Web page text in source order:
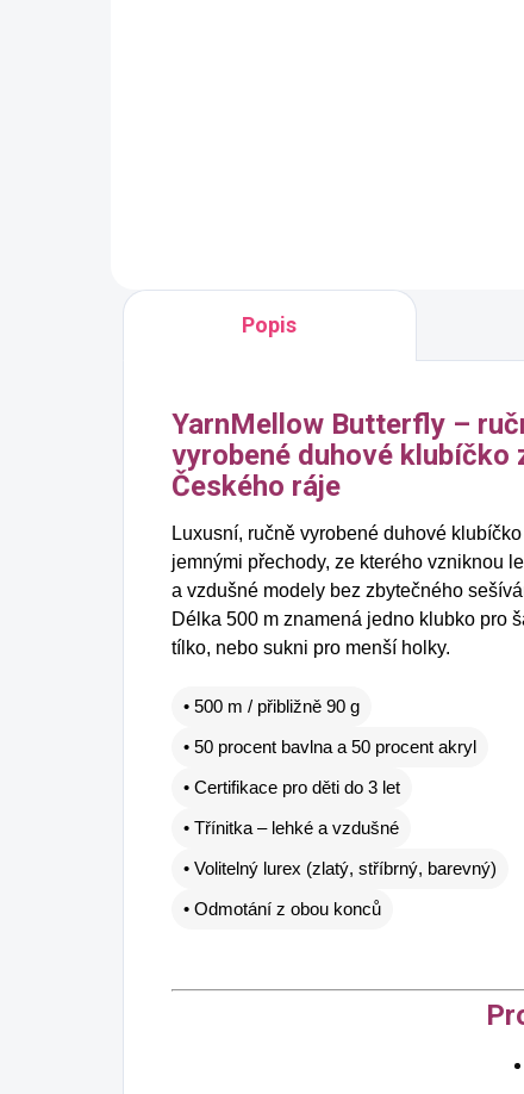
Popis
YarnMellow Butterfly –
vyrobené duhové klubíčko
Českého ráje
Luxusní, ručně vyrobené duhové
jemnými přechody, ze kterého vzniknou
a vzdušné modely bez zbytečného
Délka 500 m znamená jedno klubko pro
tílko, nebo sukni pro menší holky.
• 500 m / přibližně 90 g
• 50 procent bavlna a 50 procent akryl
• Certifikace pro děti do 3 let
• Třínitka – lehké a vzdušné
• Volitelný lurex (zlatý, stříbrný, barevný)
• Odmotání z obou konců